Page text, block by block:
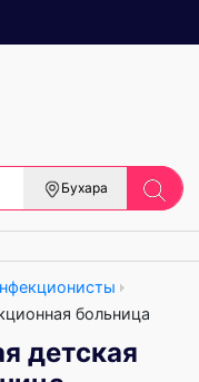
Бухара
больница
детская